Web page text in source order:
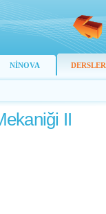
NİNOVA DERSLER
II